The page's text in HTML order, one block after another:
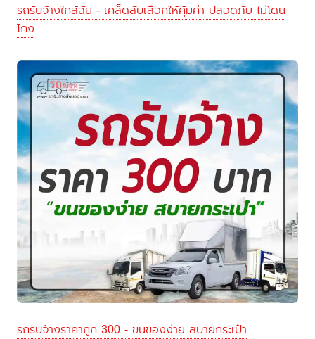
รถรับจ้างใกล้ฉัน - เคล็ดลับเลือกให้คุ้มค่า ปลอดภัย ไม่โดน
โกง
รถรับจ้างราคาถูก 300 - ขนของง่าย สบายกระเป๋า